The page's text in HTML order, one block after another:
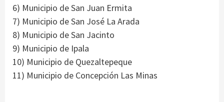
6) Municipio de San Juan Ermita
7) Municipio de San José La Arada
8) Municipio de San Jacinto
9) Municipio de Ipala
10) Municipio de Quezaltepeque
11) Municipio de Concepción Las Minas